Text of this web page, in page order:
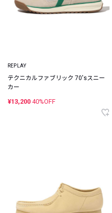
REPLAY
テクニカルファブリック 70'sスニー
カー
¥13,200 40%OFF